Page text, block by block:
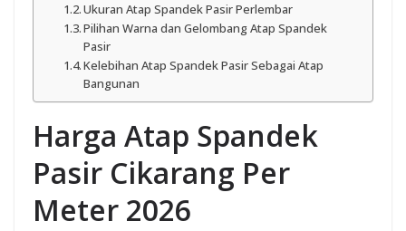
Ukuran Atap Spandek Pasir Perlembar
Pilihan Warna dan Gelombang Atap Spandek
Pasir
Kelebihan Atap Spandek Pasir Sebagai Atap
Bangunan
Harga Atap Spandek
Pasir Cikarang Per
Meter 2026